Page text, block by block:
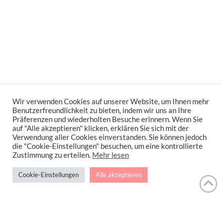
Wir verwenden Cookies auf unserer Website, um Ihnen mehr
Benutzerfreundlichkeit zu bieten, indem wir uns an Ihre
Präferenzen und wiederholten Besuche erinnern. Wenn Sie
auf "Alle akzeptieren" klicken, erklären Sie sich mit der
Verwendung aller Cookies einverstanden. Sie können jedoch
die "Cookie-Einstellungen" besuchen, um eine kontrollierte
Zustimmung zu erteilen. Mehr lesen
Cookie-Einstellungen Alle akzeptieren